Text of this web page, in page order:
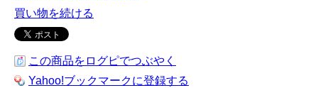
買い物を続ける
この商品をログピでつぶやく
Yahoo!ブックマークに登録する